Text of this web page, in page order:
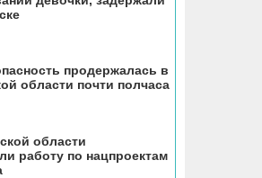
выдавать
приюта
ульяновец
относится к идее
продержалась в
области почти полчаса
области
работу по нацпроектам